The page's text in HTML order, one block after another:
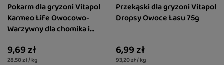
Pokarm dla gryzoni Vitapol
Karmeo Life Owocowo-
Warzywny dla chomika i
9,69 zł
28,50 zł / kg
Przekąski dla gryzoni Vitapol
Dropsy Owoce Lasu 75g
6,99 zł
93,20 zł / kg